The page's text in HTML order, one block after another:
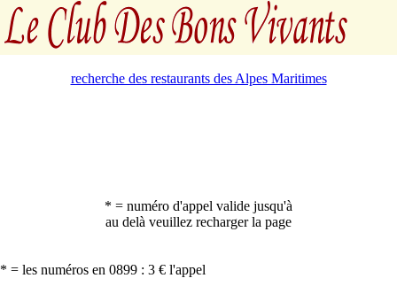
recherche des restaurants des Alpes Maritimes
* = numéro d'appel valide jusqu'à
au delà veuillez recharger la page
* = les numéros en 0899 : 3 € l'appel